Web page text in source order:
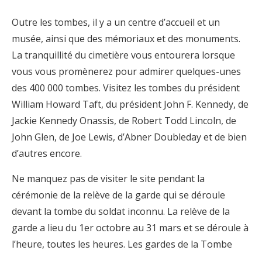
Outre les tombes, il y a un centre d’accueil et un
musée, ainsi que des mémoriaux et des monuments.
La tranquillité du cimetière vous entourera lorsque
vous vous promènerez pour admirer quelques-unes
des 400 000 tombes. Visitez les tombes du président
William Howard Taft, du président John F. Kennedy, de
Jackie Kennedy Onassis, de Robert Todd Lincoln, de
John Glen, de Joe Lewis, d’Abner Doubleday et de bien
d’autres encore.
Ne manquez pas de visiter le site pendant la
cérémonie de la relève de la garde qui se déroule
devant la tombe du soldat inconnu. La relève de la
garde a lieu du 1er octobre au 31 mars et se déroule à
l’heure, toutes les heures. Les gardes de la Tombe